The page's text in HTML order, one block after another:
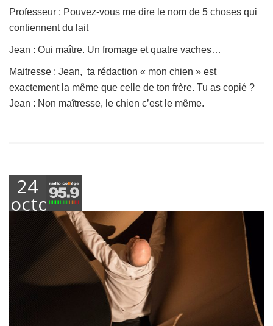
Professeur : Pouvez-vous me dire le nom de 5 choses qui
contiennent du lait
Jean : Oui maître. Un fromage et quatre vaches…
Maitresse : Jean, ta rédaction « mon chien » est
exactement la même que celle de ton frère. Tu as copié ?
Jean : Non maîtresse, le chien c’est le même.
24
octobre
2018